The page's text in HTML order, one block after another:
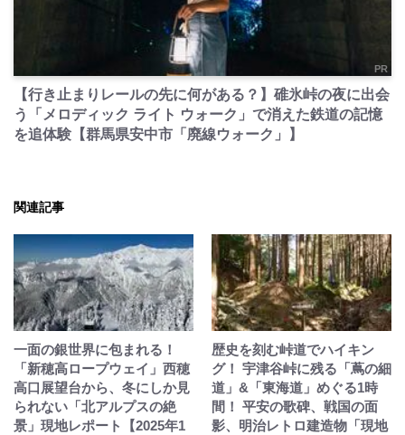
PR
【行き止まりレールの先に何がある？】碓氷峠の夜に出会
う「メロディック ライト ウォーク」で消えた鉄道の記憶
を追体験【群馬県安中市「廃線ウォーク」】
関連記事
一面の銀世界に包まれる！
「新穂高ロープウェイ」西穂
高口展望台から、冬にしか見
られない「北アルプスの絶
景」現地レポート【2025年1
歴史を刻む峠道でハイキン
グ！ 宇津谷峠に残る「蔦の細
道」&「東海道」めぐる1時
間！ 平安の歌碑、戦国の面
影、明治レトロ建造物「現地